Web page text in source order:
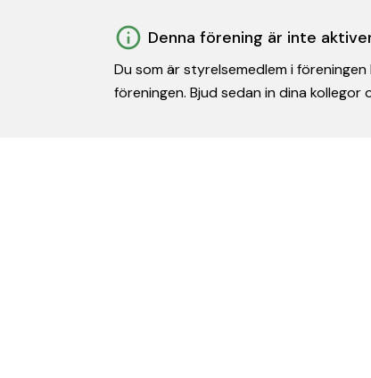
Denna förening är inte
Du som är styrelsemedlem i
föreningen. Bjud sedan in dina kollegor